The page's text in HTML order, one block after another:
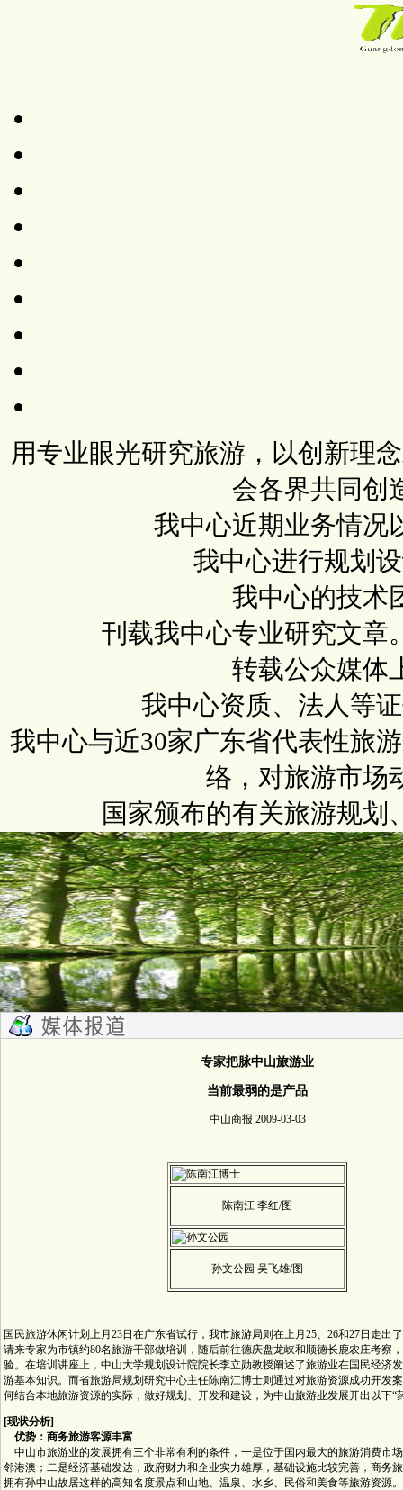
用专业眼光研究旅游，以创新理
会各界共同创
我中心近期业务情况
我中心进行规划
我中心的技术
刊载我中心专业研究文章
转载公众媒体
我中心资质、法人等
我中心与近30家广东省代表性旅
络，对旅游市场
国家颁布的有关旅游规划
专家把脉中山旅游业
当前最弱的是产品
中山商报 2009-03-03
陈南江 李红/图
孙文公园 吴飞雄/图
国民旅游休闲计划上月23日在广东省试行，我市旅游局则在上月25、26和27日走出
请来专家为市镇约80名旅游干部做培训，随后前往德庆盘龙峡和顺德长鹿农庄考察
验。在培训讲座上，中山大学规划设计院院长李立勋教授阐述了旅游业在国民经济
游基本知识。而省旅游局规划研究中心主任陈南江博士则通过对旅游资源成功开发
何结合本地旅游资源的实际，做好规划、开发和建设，为中山旅游业发展开出以下“
[现状分析]
优势：商务旅游客源丰富
中山市旅游业的发展拥有三个非常有利的条件，一是位于国内最大的旅游消费市
邻港澳；二是经济基础发达，政府财力和企业实力雄厚，基础设施比较完善，商务
拥有孙中山故居这样的高知名度景点和山地、温泉、水乡、民俗和美食等旅游资源